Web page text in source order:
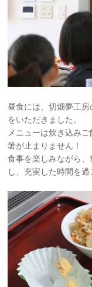
昼食には、切畑夢工
をいただきました。
メニューは炊き込み
箸が止まりません！
食事を楽しみながら
し、充実した時間を過